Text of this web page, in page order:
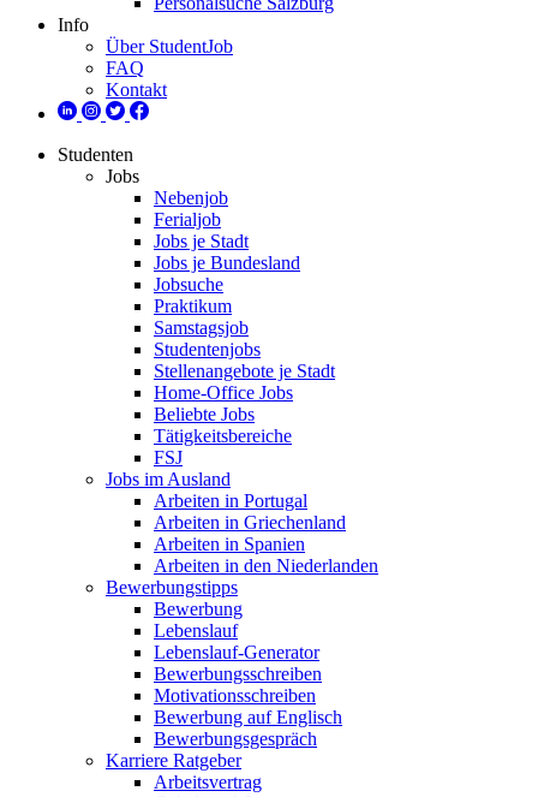
Info
Über StudentJob
FAQ
Kontakt
Studenten
Jobs
Nebenjob
Ferialjob
Jobs je Stadt
Jobs je Bundesland
Jobsuche
Praktikum
Samstagsjob
Studentenjobs
Stellenangebote je Stadt
Home-Office Jobs
Beliebte Jobs
Tätigkeitsbereiche
FSJ
Jobs im Ausland
Arbeiten in Portugal
Arbeiten in Griechenland
Arbeiten in Spanien
Arbeiten in den Niederlanden
Bewerbungstipps
Bewerbung
Lebenslauf
Lebenslauf-Generator
Bewerbungsschreiben
Motivationsschreiben
Bewerbung auf Englisch
Bewerbungsgespräch
Karriere Ratgeber
Arbeitsvertrag